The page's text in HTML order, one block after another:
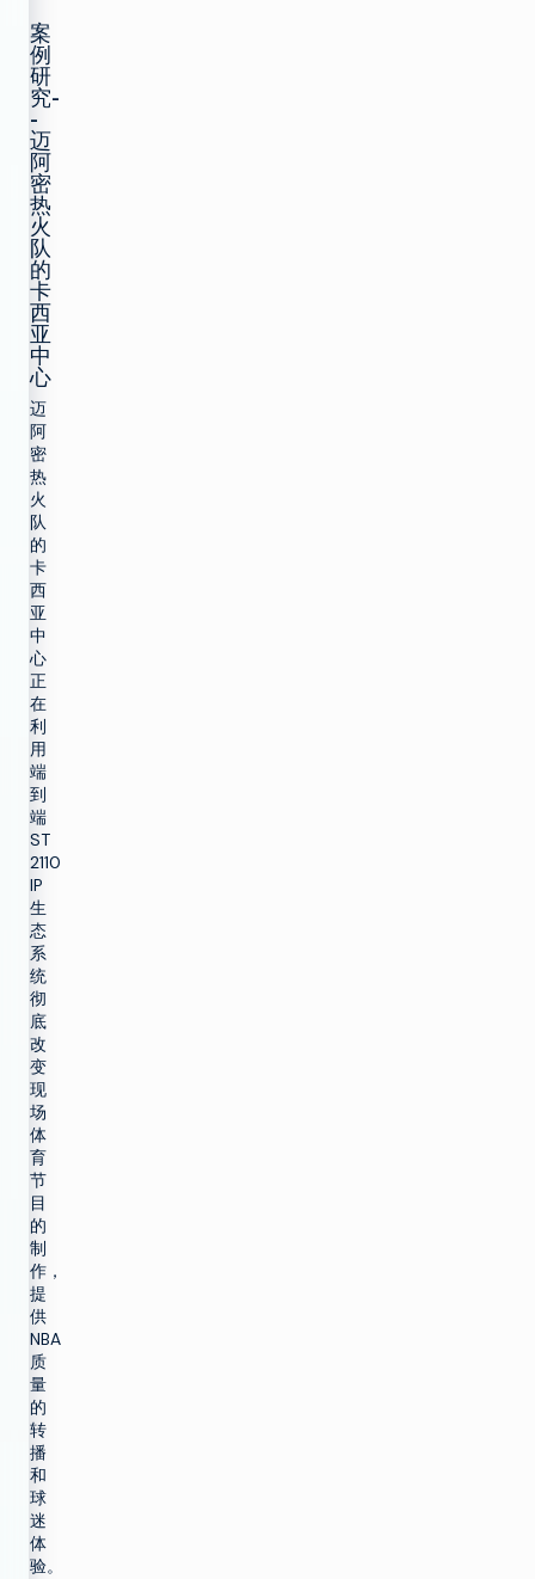
案
例
研
究-
-
迈
阿
密
热
火
队
的
卡
西
亚
中
心
迈
阿
密
热
火
队
的
卡
西
亚
中
心
正
在
利
用
端
到
端
ST
2110
IP
生
态
系
统
彻
底
改
变
现
场
体
育
节
目
的
制
作，
提
供
NBA
质
量
的
转
播
和
球
迷
体
验。